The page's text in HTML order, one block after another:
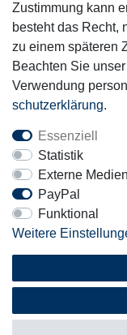
©
Zustimmung kann
besteht das Recht,
zu einem späteren
Beachten Sie unser
Verwendung
schutz­erklärung.
Essenziell
Statistik
Externe Medien
PayPal
Funktional
Weitere